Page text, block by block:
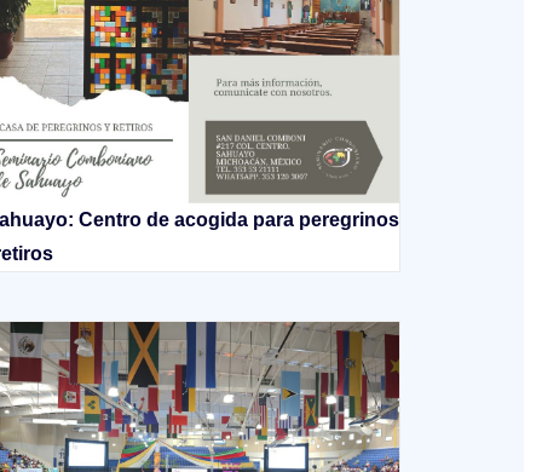
Centro de acogida para peregrinos